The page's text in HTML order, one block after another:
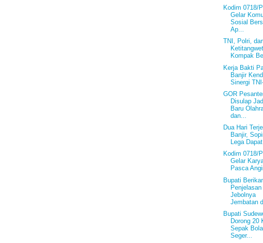
Kodim 0718/
Gelar
Sosial
Ap...
TNI, Polri,
Kompak
Kerja Bakti
Banjir
Sinergi
GOR
Disulap
Baru
dan...
Dua Hari
Banjir,
Lega
Kodim 0718/
Gelar
Pasca
Bupati
Penjelasan
Jebolnya
Jembatan
Bupati
Dorong 20
Sepak
Seger...